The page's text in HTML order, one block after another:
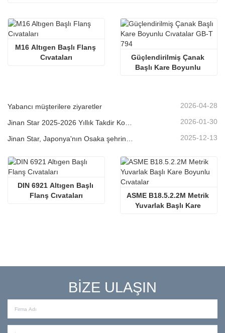
M16 Altıgen Başlı Flanş
Cıvataları
Güçlendirilmiş Çanak
Başlı Kare Boyunlu
Yabancı müşterilere ziyaretler 2026-04-28
2026-01-30
Jinan Star, Japonya'nın Osaka şehrinde düzenlenen Makine Parçaları Fuarı'na katıldı. 2025-12-13
DIN 6921 Altıgen Başlı
Flanş Cıvataları
ASME B18.5.2.2M Metrik
Yuvarlak Başlı Kare
BİZE ULAŞIN